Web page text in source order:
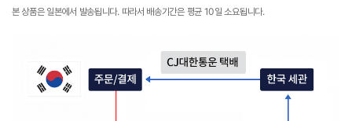
본 상품은 일본에서 발송됩니다. 따라서 배송기간은 평균 10일 소요됩니다.